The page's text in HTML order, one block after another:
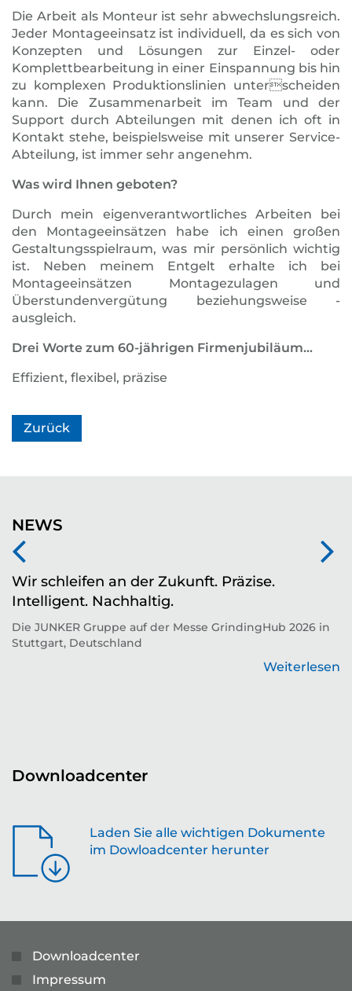
Die Arbeit als Monteur ist sehr abwechslungsreich.
Jeder Montageeinsatz ist individuell, da es sich von
Konzepten und Lösungen zur Einzel- oder
Komplettbearbeitung in einer Einspannung bis hin
zu komplexen Produktionslinien unterscheiden
kann. Die Zusammenarbeit im Team und der
Support durch Abteilungen mit denen ich oft in
Kontakt stehe, beispielsweise mit unserer Service-
Abteilung, ist immer sehr angenehm.
Was wird Ihnen geboten?
Durch mein eigenverantwortliches Arbeiten bei
den Montageeinsätzen habe ich einen großen
Gestaltungsspielraum, was mir persönlich wichtig
ist. Neben meinem Entgelt erhalte ich bei
Montageeinsätzen Montagezulagen und
Überstundenvergütung beziehungsweise -
ausgleich.
Drei Worte zum 60-jährigen Firmenjubiläum...
Effizient, flexibel, präzise
Zurück
NEWS
Wir schleifen an der Zukunft. Präzise.
Intelligent. Nachhaltig.
Die JUNKER Gruppe auf der Messe GrindingHub 2026 in
Stuttgart, Deutschland
Weiterlesen
Downloadcenter
Laden Sie alle wichtigen Dokumente
im Dowloadcenter herunter
Downloadcenter
Impressum